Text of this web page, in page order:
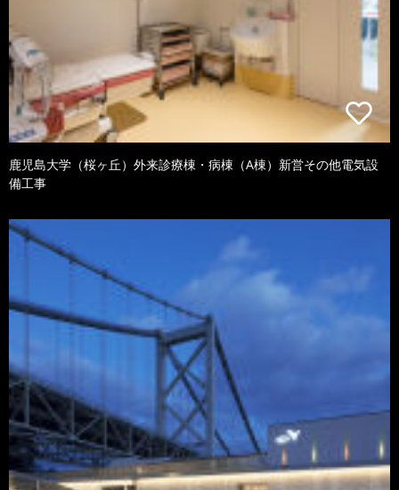
鹿児島大学（桜ヶ丘）外来診療棟・病棟（A棟）新営その他電気設
備工事